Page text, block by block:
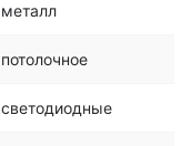
металл
потолочное
светодиодные